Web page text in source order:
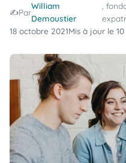
Par
William
Demoustier
,
18 octobre 2021Mis à jour le